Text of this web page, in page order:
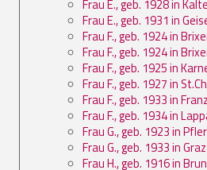
Frau E., geb. 1928 in
Frau E., geb. 1931 in
Frau F., geb. 1924 in
Frau F., geb. 1924 in
Frau F., geb. 1925 in
Frau F., geb. 1927 in
Frau F., geb. 1933 in
Frau F., geb. 1934 in
Frau G., geb. 1923 in
Frau G., geb. 1933 in Graz
Frau H., geb. 1916 in